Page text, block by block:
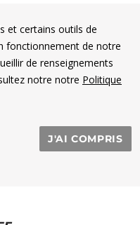
et certains outils de
fonctionnement de notre
de renseignements
notre notre Politique
J'AI COMPRIS